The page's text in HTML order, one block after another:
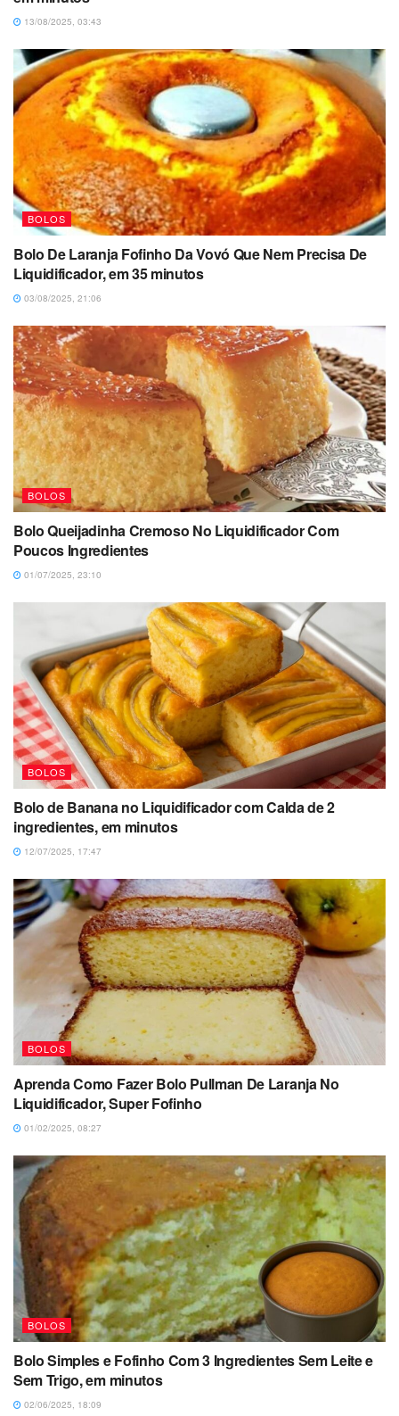
13/08/2025, 03:43
BOLOS
Bolo De Laranja Fofinho Da Vovó Que Nem Precisa De
Liquidificador, em 35 minutos
03/08/2025, 21:06
BOLOS
Bolo Queijadinha Cremoso No Liquidificador Com
Poucos Ingredientes
01/07/2025, 23:10
BOLOS
Bolo de Banana no Liquidificador com Calda de 2
ingredientes, em minutos
12/07/2025, 17:47
BOLOS
Aprenda Como Fazer Bolo Pullman De Laranja No
Liquidificador, Super Fofinho
01/02/2025, 08:27
BOLOS
Bolo Simples e Fofinho Com 3 Ingredientes Sem Leite e
Sem Trigo, em minutos
02/06/2025, 18:09